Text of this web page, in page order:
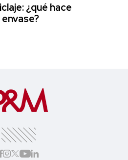
¿qué hace